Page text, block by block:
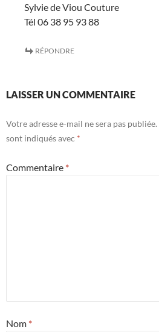
Sylvie de Viou Couture
Tél 06 38 95 93 88
RÉPONDRE
LAISSER UN COMMENTAIRE
Votre adresse e-mail ne sera pas publiée.
sont indiqués avec *
Commentaire *
Nom *